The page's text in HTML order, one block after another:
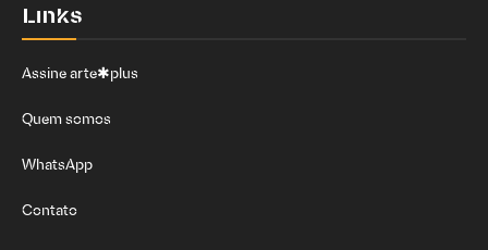
Links
Assine arte✱plus
Quem somos
WhatsApp
Contato